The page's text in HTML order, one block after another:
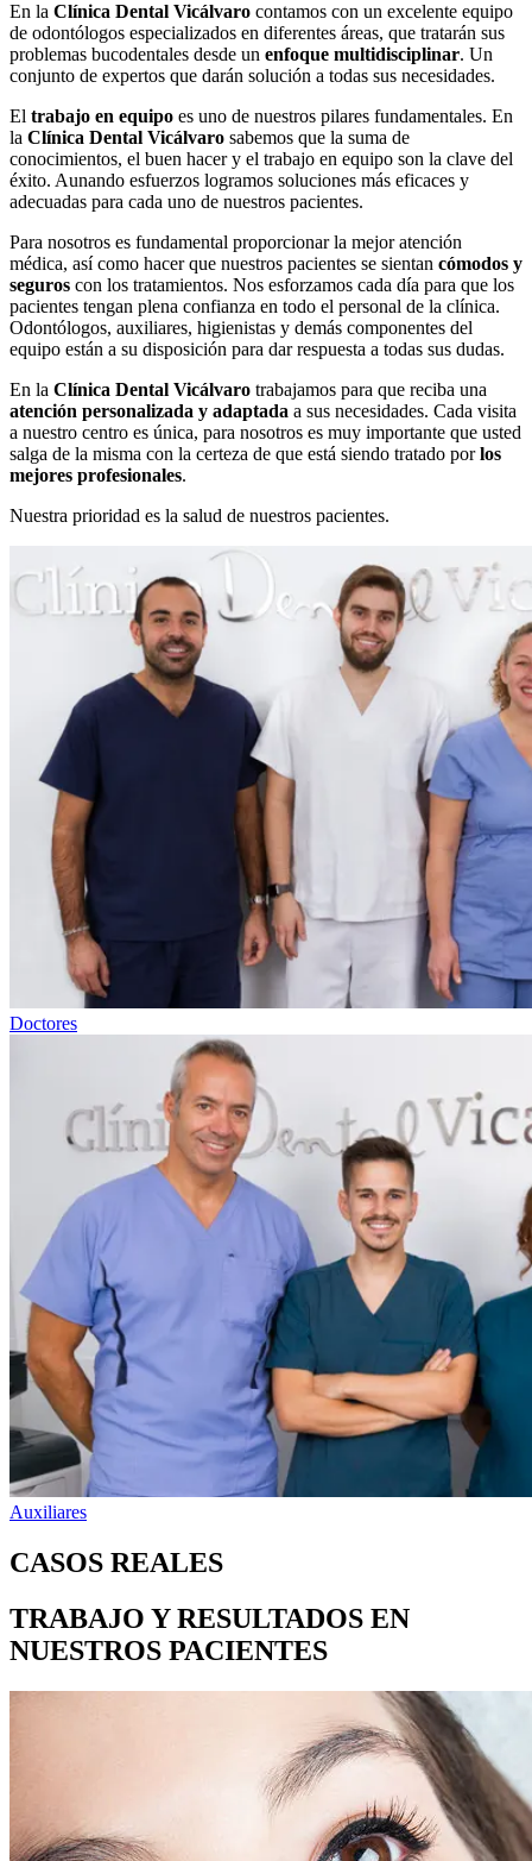
En la Clínica Dental Vicálvaro contamos con un excelente equipo
de odontólogos especializados en diferentes áreas, que tratarán sus
problemas bucodentales desde un enfoque multidisciplinar. Un
conjunto de expertos que darán solución a todas sus necesidades.
El trabajo en equipo es uno de nuestros pilares fundamentales. En
la Clínica Dental Vicálvaro sabemos que la suma de
conocimientos, el buen hacer y el trabajo en equipo son la clave del
éxito. Aunando esfuerzos logramos soluciones más eficaces y
adecuadas para cada uno de nuestros pacientes.
Para nosotros es fundamental proporcionar la mejor atención
médica, así como hacer que nuestros pacientes se sientan cómodos y
seguros con los tratamientos. Nos esforzamos cada día para que los
pacientes tengan plena confianza en todo el personal de la clínica.
Odontólogos, auxiliares, higienistas y demás componentes del
equipo están a su disposición para dar respuesta a todas sus dudas.
En la Clínica Dental Vicálvaro trabajamos para que reciba una
atención personalizada y adaptada a sus necesidades. Cada visita
a nuestro centro es única, para nosotros es muy importante que usted
salga de la misma con la certeza de que está siendo tratado porlos
mejores profesionales.
Nuestra prioridad es la salud de nuestros pacientes.
Doctores
Auxiliares
CASOS REALES
TRABAJO Y RESULTADOS EN
NUESTROS PACIENTES